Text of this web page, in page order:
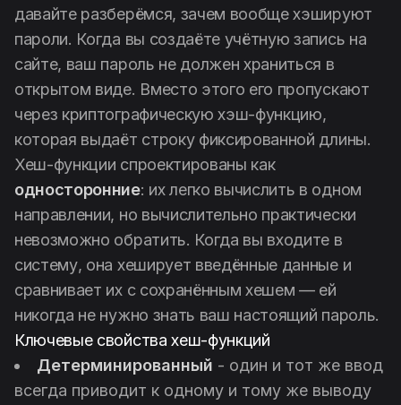
давайте разберёмся, зачем вообще хэшируют
пароли. Когда вы создаёте учётную запись на
сайте, ваш пароль не должен храниться в
открытом виде. Вместо этого его пропускают
через криптографическую хэш-функцию,
которая выдаёт строку фиксированной длины.
Хеш-функции спроектированы как
односторонние: их легко вычислить в одном
направлении, но вычислительно практически
невозможно обратить. Когда вы входите в
систему, она хеширует введённые данные и
сравнивает их с сохранённым хешем — ей
никогда не нужно знать ваш настоящий пароль.
Ключевые свойства хеш-функций
Детерминированный - один и тот же ввод
всегда приводит к одному и тому же выводу